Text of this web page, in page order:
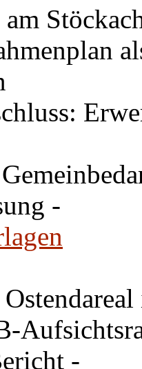
-
-